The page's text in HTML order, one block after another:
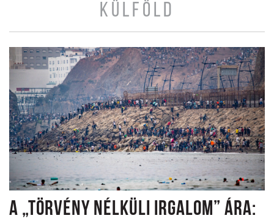
KÜLFÖLD
A „TÖRVÉNY NÉLKÜLI IRGALOM” ÁRA: